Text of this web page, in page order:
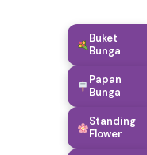
Buket
Bunga
Papan
Bunga
Standing
Flower